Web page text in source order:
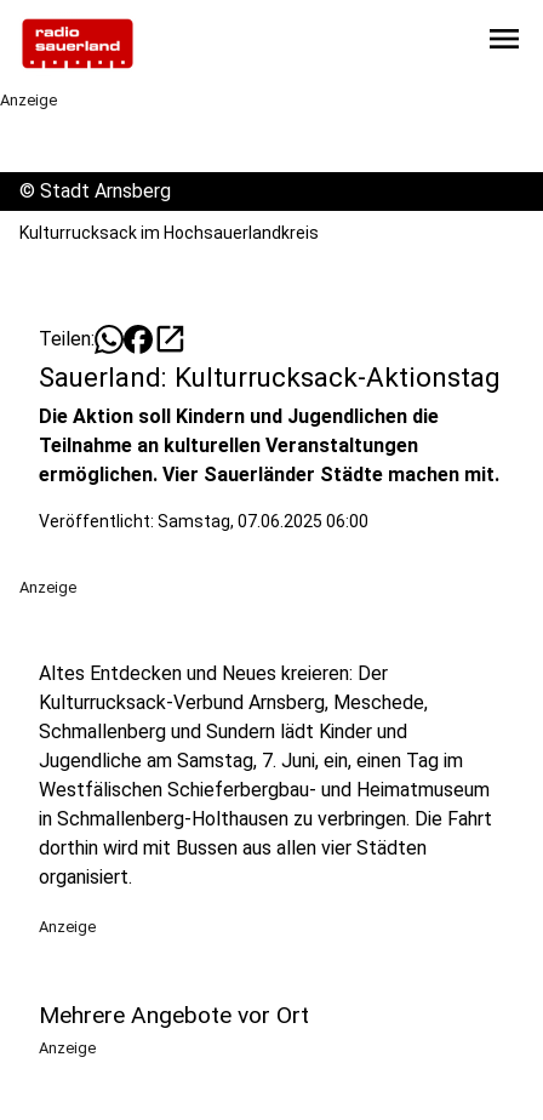
menu
Anzeige
© Stadt Arnsberg
Kulturrucksack im Hochsauerlandkreis
Teilen: open_in_new
Sauerland: Kulturrucksack-Aktionstag
Die Aktion soll Kindern und Jugendlichen die
Teilnahme an kulturellen Veranstaltungen
ermöglichen. Vier Sauerländer Städte machen mit.
Veröffentlicht: Samstag, 07.06.2025 06:00
Anzeige
Altes Entdecken und Neues kreieren: Der
Kulturrucksack-Verbund Arnsberg, Meschede,
Schmallenberg und Sundern lädt Kinder und
Jugendliche am Samstag, 7. Juni, ein, einen Tag im
Westfälischen Schieferbergbau- und Heimatmuseum
in Schmallenberg-Holthausen zu verbringen. Die Fahrt
dorthin wird mit Bussen aus allen vier Städten
organisiert.
Anzeige
Mehrere Angebote vor Ort
Anzeige